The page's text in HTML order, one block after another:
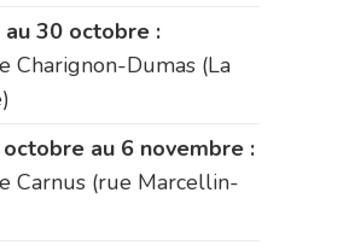
au 30 octobre :
Charignon-Dumas (La
au 6 novembre :
Carnus (rue Marcellin-